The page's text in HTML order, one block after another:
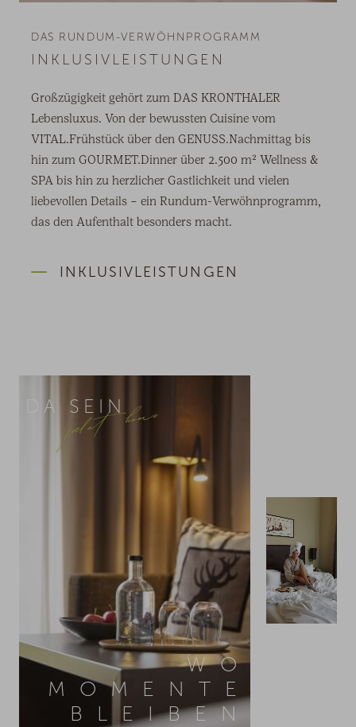
DAS RUNDUM-VERWÖHNPROGRAMM
INKLUSIVLEISTUNGEN
Großzügigkeit gehört zum DAS KRONTHALER
Lebensluxus. Von der bewussten Cuisine vom
VITAL.Frühstück über den GENUSS.Nachmittag bis
hin zum GOURMET.Dinner über 2.500 m² Wellness &
SPA bis hin zu herzlicher Gastlichkeit und vielen
liebevollen Details – ein Rundum-Verwöhnprogramm,
das den Aufenthalt besonders macht.
INKLUSIVLEISTUNGEN
DA SEIN
feel at home
WO
MOMENTE
BLEIBEN